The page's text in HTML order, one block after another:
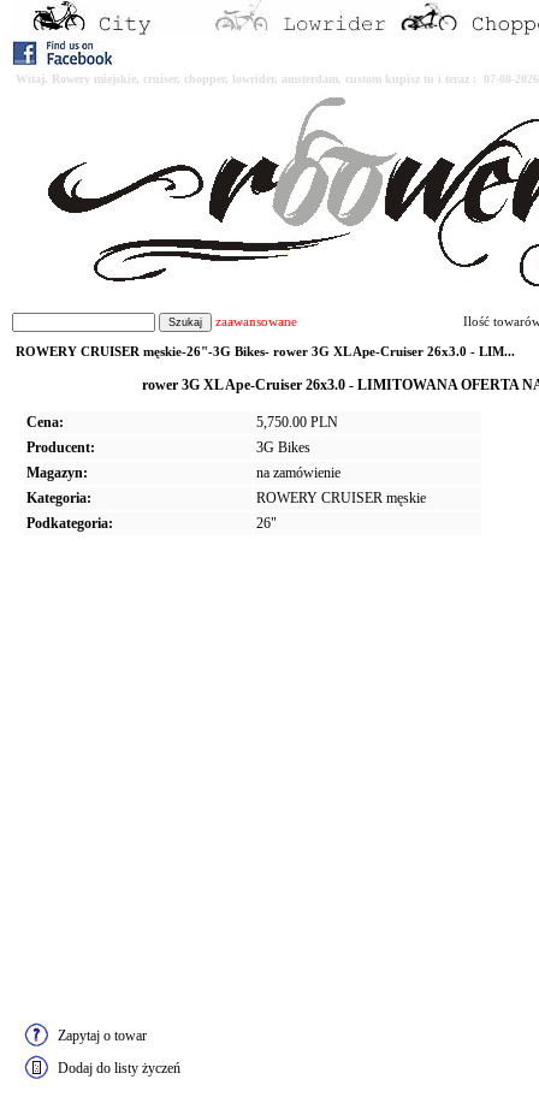
Witaj. Rowery miejskie, cruiser, chopper, lowrider, amsterdam, custom kupisz tu i teraz : 07-08-
zaawansowane Ilość
ROWERY CRUISER męskie-26"-3G Bikes- rower 3G XL Ape-Cruiser 26x3.0 - LIM...
rower 3G XL Ape-Cruiser 26x3.0 - LIMITOWANA OFERTA
Cena:
5,750.00 PLN
Producent:
3G Bikes
Magazyn:
na zamówienie
Kategoria:
ROWERY CRUISER męskie
Podkategoria:
26"
Zapytaj o towar
Dodaj do listy życzeń